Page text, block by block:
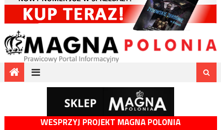
WESPRZYJ PROJEKT MAGNA POLONIA